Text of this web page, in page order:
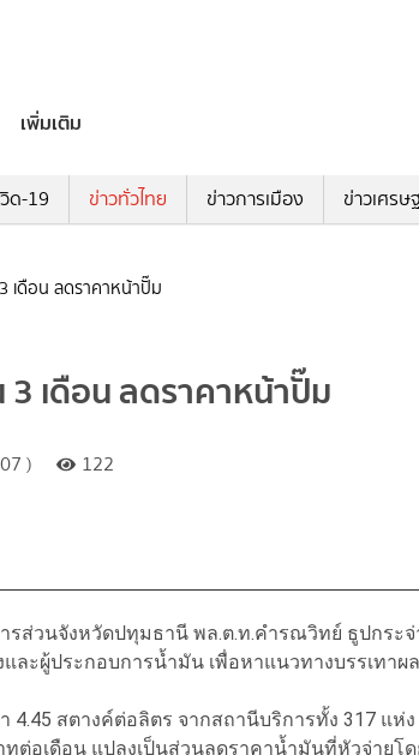
เพิ่มเติม
ด-19 ข่าวทั่วไทย ข่าวการเมือง ข่าวเศรษ
เดือน ลดราคาหน้าปั๊ม
เดือน ลดราคาหน้าปั๊ม
) 122
รส่วนจังหวัดปทุมธานี พล.ต.ท.คำรณวิทย์ ธูปกระจ่
ละผู้ประกอบการน้ำมัน เพื่อหาแนวทางบรรเทาผ
สตางค์ต่อลิตร จากสถานีบริการทั้ง 317 แห่ง
ทต่อเดือน แปลงเป็นส่วนลดราคาน้ำมันที่หัวจ่ายโด